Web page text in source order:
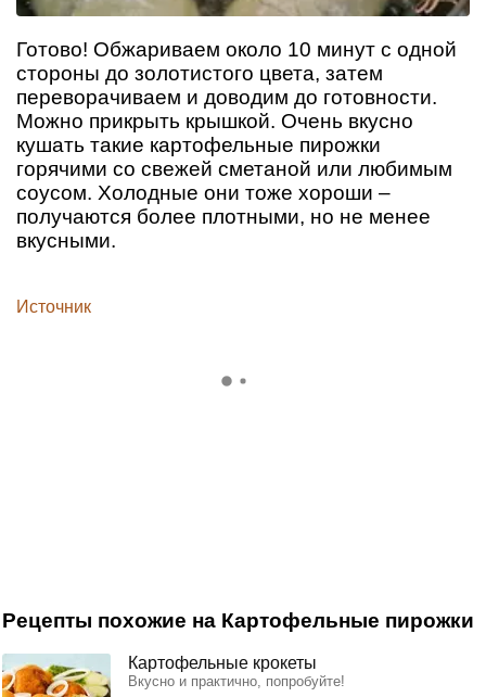
Готово! Обжариваем около 10 минут с одной
стороны до золотистого цвета, затем
переворачиваем и доводим до готовности.
Можно прикрыть крышкой. Очень вкусно
кушать такие картофельные пирожки
горячими со свежей сметаной или любимым
соусом. Холодные они тоже хороши –
получаются более плотными, но не менее
вкусными.
Источник
Рецепты похожие на Картофельные пирожки
Картофельные крокеты
Вкусно и практично, попробуйте!